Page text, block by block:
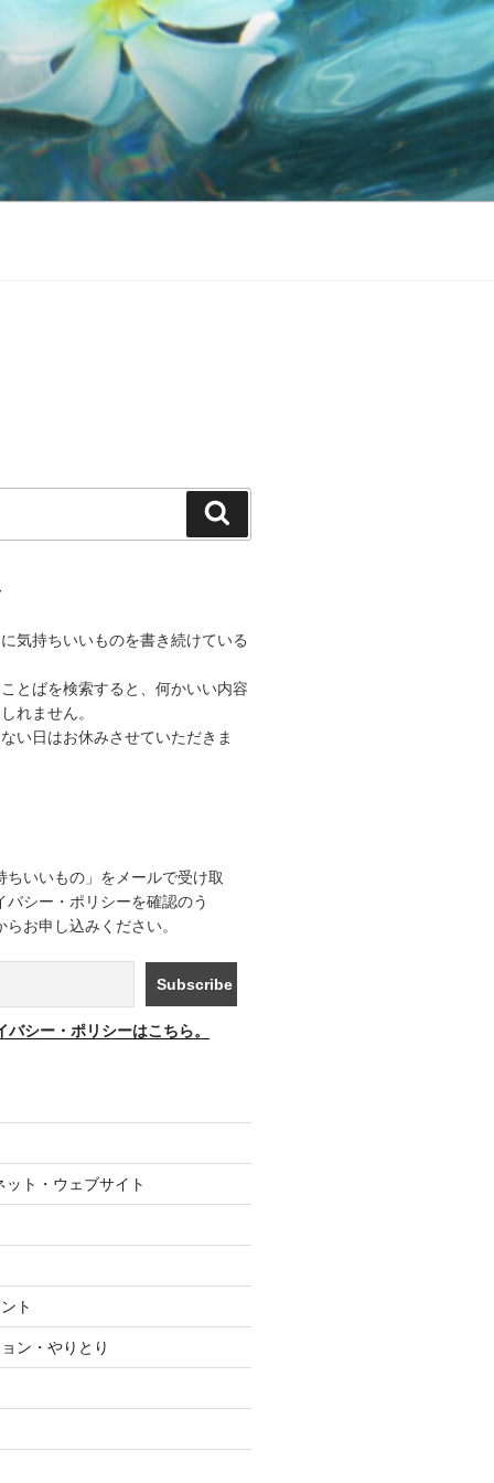
索
気持ちいいものを書き続けている
とばを検索すると、何かいい内容
れません。
い日はお休みさせていただきま
いいもの」をメールで受け取
バシー・ポリシーを確認のう
お申し込みください。
バシー・ポリシーはこちら。
ト・ウェブサイト
ト
ン・やりとり